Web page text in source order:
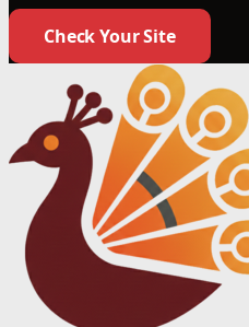
Check Your Site